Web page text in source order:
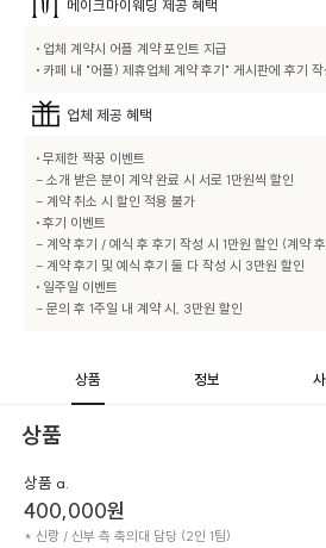
메이크마이웨딩 제공 혜택
• 업체 계약시 어플 계약 포인트 지급
• 카페 내 "어플) 제휴업체 계약 후기" 게시판에 후기
업체 제공 혜택
• 무제한 짝꿍 이벤트
- 소개 받은 분이 계약 완료 시 서로 1만원씩 할인
- 계약 취소 시 할인 적용 불가
• 후기 이벤트
- 계약 후기 / 예식 후 후기 작성 시 1만원 할인 (계약
- 계약 후기 및 예식 후기 둘 다 작성 시 3만원 할인
• 일주일 이벤트
- 문의 후 1주일 내 계약 시, 3만원 할인
상품 정보
상품
상품 a.
400,000원
* 신랑 / 신부 측 축의대 담당 (2인 1팀)